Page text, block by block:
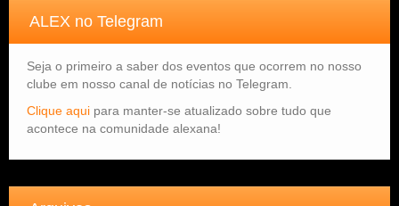
ALEX no Telegram
Seja o primeiro a saber dos eventos que ocorrem no nosso
clube em nosso canal de notícias no Telegram.
Clique aqui para manter-se atualizado sobre tudo que
acontece na comunidade alexana!